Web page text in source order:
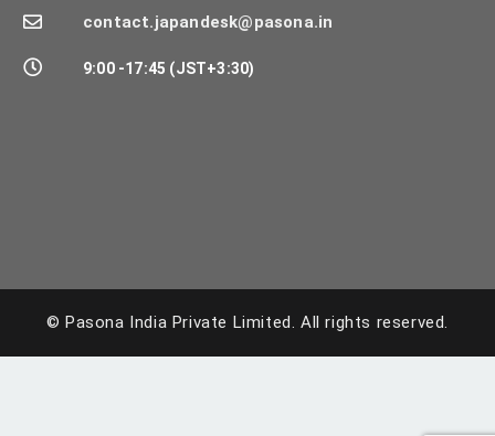
contact.japandesk@pasona.in
9:00 -17:45 (JST+3:30)
© Pasona India Private Limited.All rights reserved.